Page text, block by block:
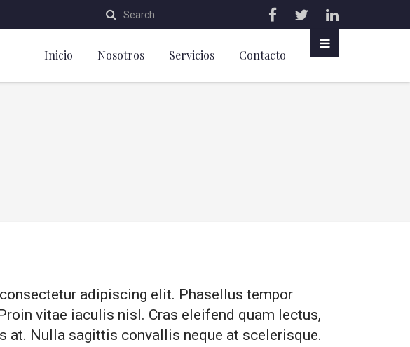
Inicio Nosotros Servicios Contacto
adipiscing elit. Phasellus tempor
vitae iaculis nisl. Cras eleifend quam lectus,
at. Nulla sagittis convallis neque at scelerisque.